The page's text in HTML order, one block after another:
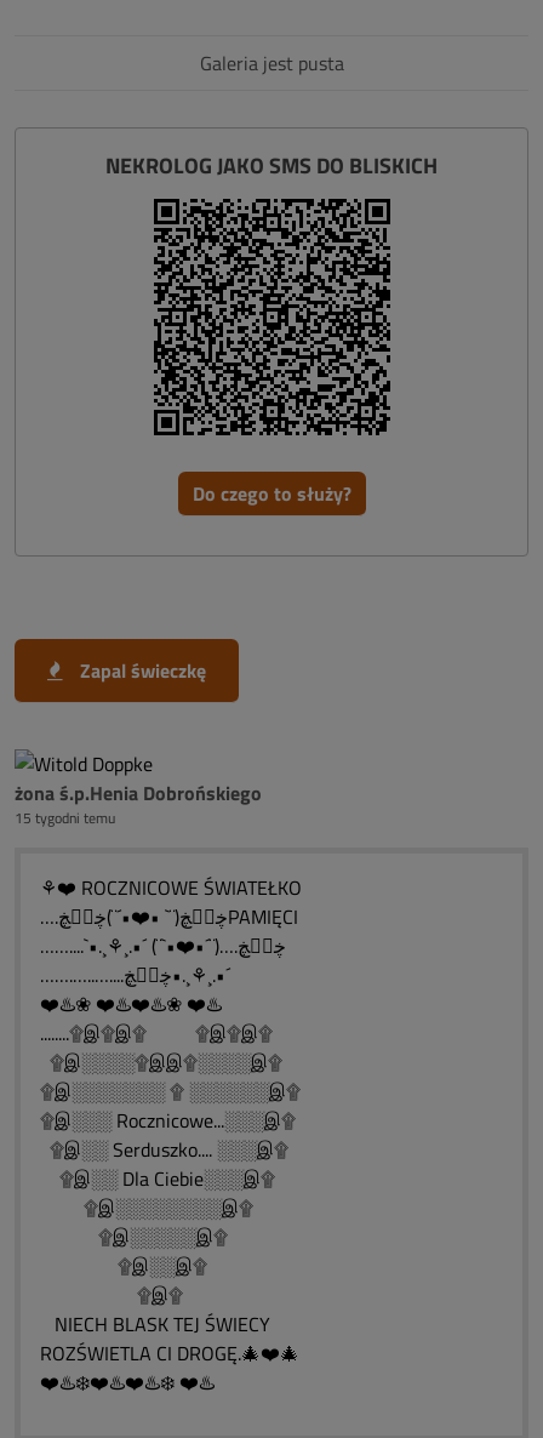
Galeria jest pusta
NEKROLOG JAKO SMS DO BLISKICH
Do czego to służy?
Zapal świeczkę
żona ś.p.Henia Dobrońskiego
15 tygodni temu
⚘❤️ ROCZNICOWE ŚWIATEŁKO
….ڿڰۣڿ(¨` •❤️•´¨)ڿڰۣڿPAMIĘCI
……....`•.¸⚘¸.•´ (¨`•❤️•´¨)….ڿڰۣڿ
…….…..…....ڿڰۣڿ•.¸⚘¸.•´
❤️♨️❀ ❤️♨️❤️♨️❀ ❤️♨️
........۩இ۩இ۩ ۩இ۩இ۩
۩இ░░░░۩இஇ۩░░░░இ۩
۩இ░░░░░░░ ۩ ░░░░░░இ۩
۩இ░░░ Rocznicowe...░░░இ۩
۩இ░░ Serduszko.... ░░░இ۩
۩இ░░ Dla Ciebie░░░இ۩
۩இ░░░░░░░░இ۩
۩இ░░░░░இ۩
۩இ░░இ۩
۩இ۩
NIECH BLASK TEJ ŚWIECY
ROZŚWIETLA CI DROGĘ.🎄❤️🎄
❤️♨️❄️❤️♨️❤️♨️❄️ ❤️♨️